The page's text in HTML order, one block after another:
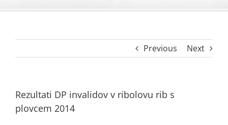
Previous Next
Rezultati DP invalidov v ribolovu rib s
plovcem 2014